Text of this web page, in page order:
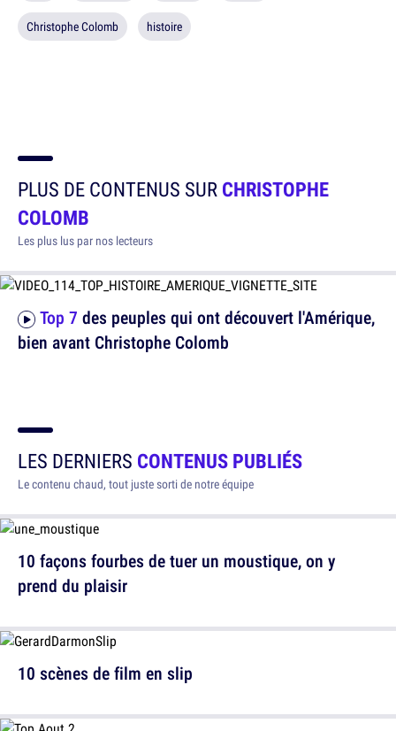
Christophe Colomb histoire
PLUS DE CONTENUS SURCHRISTOPHE
COLOMB
Les plus lus par nos lecteurs
Top 7 des peuples qui ont découvert l'Amérique,
bien avant Christophe Colomb
LES DERNIERS CONTENUS PUBLIÉS
Le contenu chaud, tout juste sorti de notre équipe
10 façons fourbes de tuer un moustique, on y
prend du plaisir
10 scènes de film en slip